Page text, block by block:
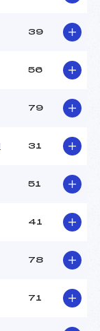
39
56
79
31
51
41
78
71